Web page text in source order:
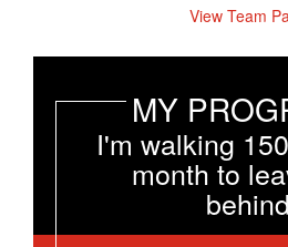
View Team
MY
I'm walking
month to
behind